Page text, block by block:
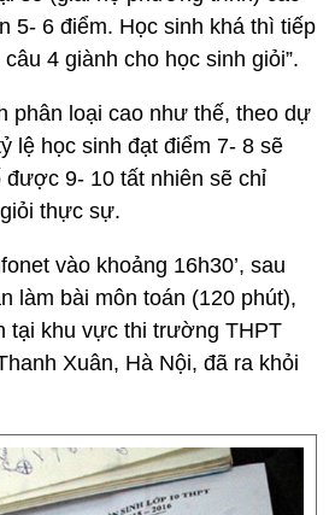
5- 6 điểm. Học sinh khá thì tiếp
4 giành cho học sinh giỏi”.
phân loại cao như thế, theo dự
lệ học sinh đạt điểm 7- 8 sẽ
9- 10 tất nhiên sẽ chỉ
thực sự.
vào khoảng 16h30’, sau
làm bài môn toán (120 phút),
tại khu vực thi trường THPT
Xuân, Hà Nội, đã ra khỏi